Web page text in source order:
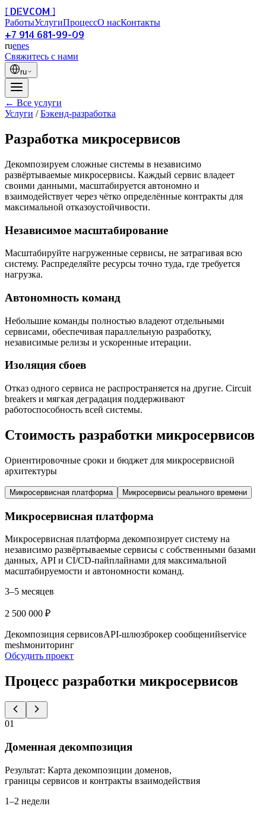
[ DEVCOM ]
РаботыУслугиПроцессО насКонтакты
+7 914 681-99-09
ruenes
Свяжитесь с нами
ru
← Все услуги
Услуги /Бэкенд-разработка
Разработка микросервисов
Декомпозируем сложные системы в независимо
развёртываемые микросервисы. Каждый сервис владеет
своими данными, масштабируется автономно и
взаимодействует через чётко определённые контракты для
максимальной отказоустойчивости.
Независимое масштабирование
Масштабируйте нагруженные сервисы, не затрагивая всю
систему. Распределяйте ресурсы точно туда, где требуется
нагрузка.
Автономность команд
Небольшие команды полностью владеют отдельными
сервисами, обеспечивая параллельную разработку,
независимые релизы и ускоренные итерации.
Изоляция сбоев
Отказ одного сервиса не распространяется на другие. Circuit
breakers и мягкая деградация поддерживают
работоспособность всей системы.
Стоимость разработки микросервисов
Ориентировочные сроки и бюджет для микросервисной
архитектуры
Микросервисная платформа Микросервисы реального времени
Микросервисная платформа
Микросервисная платформа декомпозирует систему на
независимо развёртываемые сервисы с собственными базами
данных, API и CI/CD-пайплайнами для максимальной
масштабируемости и автономности команд.
3–5 месяцев
2 500 000 ₽
Декомпозиция сервисовAPI-шлюзброкер сообщенийservice
meshмониторинг
Обсудить проект
Процесс разработки микросервисов
01
Доменная декомпозиция
Результат: Карта декомпозиции доменов,
границы сервисов и контракты взаимодействия
1–2 недели